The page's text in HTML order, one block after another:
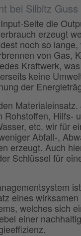
bei Silbitz Guss
Seite die
erzeugt
noch so
von Gas,
Kraftwerk,
keine
der
Rohstoffen, Hilfs-
etc. wir für
Abfall-,
erzeugt. Auch
Schlüssel für
eines wirksamen
welches sich
einer